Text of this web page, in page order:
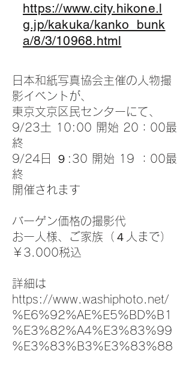
https://www.city.hikone.l
g.jp/kakuka/kanko_bunk
a/8/3/10968.html
日本和紙写真協会主催の人物撮
影イベントが、
東京文京区民センターにて、
9/23土 10:00 開始 20：00最
終
9/24日 ９:30 開始 19 ：00最
終
開催されます
バーゲン価格の撮影代
お一人様、ご家族（４人まで）
￥3.000税込
​詳細は
https://www.washiphoto.net/
%E6%92%AE%E5%BD%B1
%E3%82%A4%E3%83%99
%E3%83%B3%E3%83%88